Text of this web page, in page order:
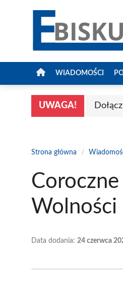
WIADOMOŚCI
UWAGA!
Strona główna /
Wolności
Data dodania: 24 czerwca